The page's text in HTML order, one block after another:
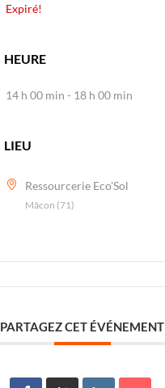
Expiré!
HEURE
14 h 00 min - 18 h 00 min
LIEU
Ressourcerie Eco'Sol
Mâcon (71)
PARTAGEZ CET ÉVÉNEMENT